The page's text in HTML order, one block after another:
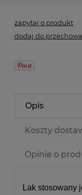
zapytaj o produkt
dodaj do
Opis
Koszty
Opinie o
Lak stosowany